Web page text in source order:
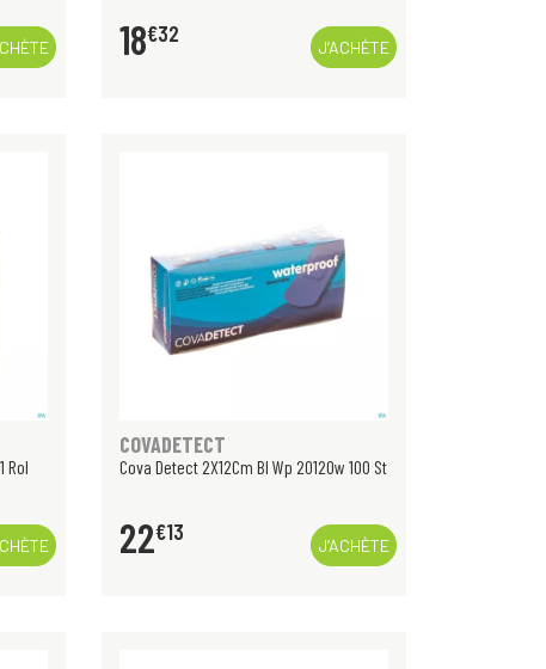
18€32
J’ACHÈTE
Rol
COVADETECT
Cova Detect 2X12Cm Bl Wp 2012Ow 100 St
22€13
J’ACHÈTE